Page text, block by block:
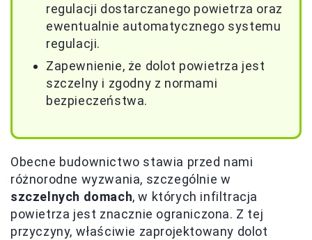
regulacji dostarczanego powietrza oraz
ewentualnie automatycznego systemu
regulacji.
Zapewnienie, że dolot powietrza jest
szczelny i zgodny z normami
bezpieczeństwa.
Obecne budownictwo stawia przed nami
różnorodne wyzwania, szczególnie w
szczelnych domach, w których infiltracja
powietrza jest znacznie ograniczona. Z tej
przyczyny, właściwie zaprojektowany dolot